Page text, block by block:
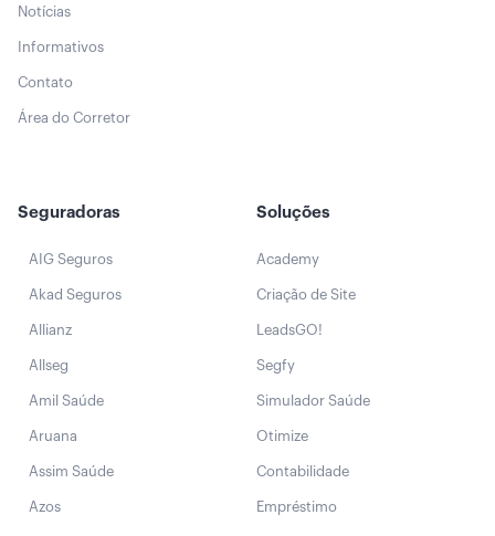
Notícias
Informativos
Contato
Área do Corretor
Seguradoras
AIG Seguros
Akad Seguros
Allianz
Allseg
Amil Saúde
Aruana
Assim Saúde
Azos
Soluções
Academy
Criação de Site
LeadsGO!
Segfy
Simulador Saúde
Otimize
Contabilidade
Empréstimo